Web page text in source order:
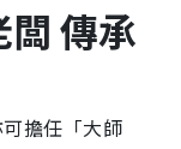
傳承
擔任「大師